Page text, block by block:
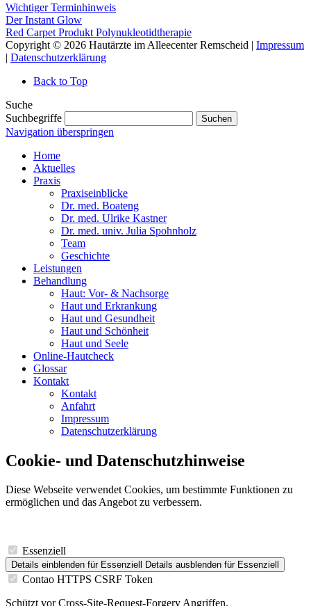
Wichtiger Terminhinweis
Der Instant Glow
Red Carpet Produkt Polynukleotidtherapie
Copyright © 2026 Hautärzte im Alleecenter Remscheid | Impressum
| Datenschutzerklärung
Back to Top
Suche
Suchbegriffe
Suchen
Navigation überspringen
Home
Aktuelles
Praxis
Praxiseinblicke
Dr. med. Boateng
Dr. med. Ulrike Kastner
Dr. med. univ. Julia Spohnholz
Team
Geschichte
Leistungen
Behandlung
Haut: Vor- & Nachsorge
Haut und Erkrankung
Haut und Gesundheit
Haut und Schönheit
Haut und Seele
Online-Hautcheck
Glossar
Kontakt
Kontakt
Anfahrt
Impressum
Datenschutzerklärung
Cookie- und Datenschutzhinweise
Diese Webseite verwendet Cookies, um bestimmte Funktionen zu
ermöglichen und das Angebot zu verbessern.
Essenziell
Details einblenden für Essenziell Details ausblenden für Essenziell
Contao HTTPS CSRF Token
Schützt vor Cross-Site-Request-Forgery Angriffen.